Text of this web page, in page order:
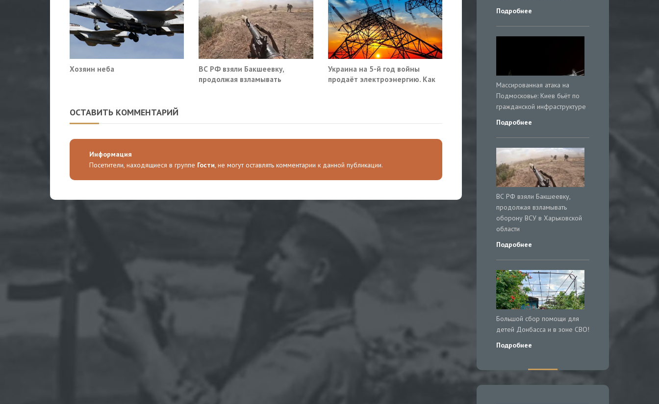
Хозяин неба
ВС РФ взяли Бакшеевку,
продолжая взламывать
Украина на 5-й год войны
продаёт электроэнергию. Как
ОСТАВИТЬ КОММЕНТАРИЙ
Информация
Посетители, находящиеся в группе Гости, не могут оставлять комментарии к данной публикации.
Подробнее
Массированная атака на
Подмосковье: Киев бьёт по
гражданской инфраструктуре
Подробнее
ВС РФ взяли Бакшеевку,
продолжая взламывать
оборону ВСУ в Харьковской
области
Подробнее
Большой сбор помощи для
детей Донбасса и в зоне СВО!
Подробнее